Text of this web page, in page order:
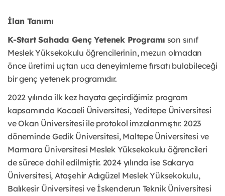
İlan Tanımı
K-Start Sahada Genç Yetenek Programı son sınıf
Meslek Yüksekokulu öğrencilerinin, mezun olmadan
önce üretimi uçtan uca deneyimleme fırsatı bulabileceği
bir genç yetenek programıdır.
2022 yılında ilk kez hayata geçirdiğimiz program
kapsamında Kocaeli Üniversitesi, Yeditepe Üniversitesi
ve Okan Üniversitesi ile protokol imzalanmıştır. 2023
döneminde Gedik Üniversitesi, Maltepe Üniversitesi ve
Marmara Üniversitesi Meslek Yüksekokulu öğrencileri
de sürece dahil edilmiştir. 2024 yılında ise Sakarya
Üniversitesi, Ataşehir Adıgüzel Meslek Yüksekokulu,
Balıkesir Üniversitesi ve İskenderun Teknik Üniversitesi